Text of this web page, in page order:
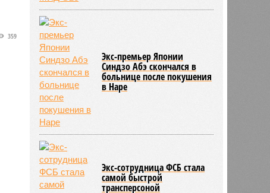
359
Экс-премьер Японии
Синдзо Абэ скончался в
больнице после покушения
в Наре
Экс-сотрудница ФСБ стала
самой быстрой
трансперсоной